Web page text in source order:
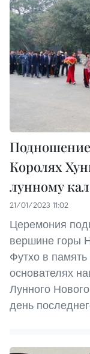
Королях
лунному
21/01/2023 11:02
Церемония
вершине горы
Футхо в
основателях
Лунного
день